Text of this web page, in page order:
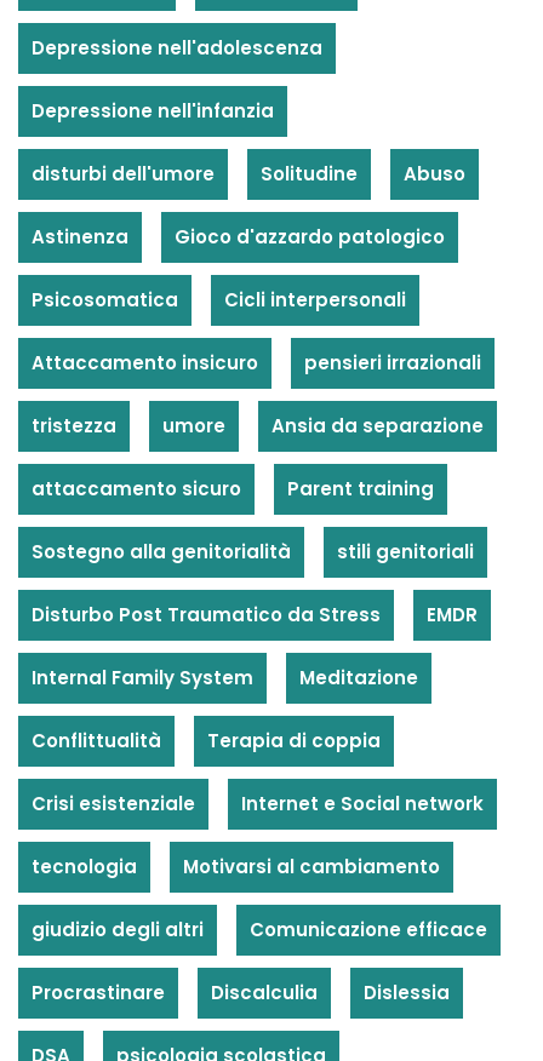
Depressione nell'adolescenza
Depressione nell'infanzia
disturbi dell'umore Solitudine Abuso
Astinenza Gioco d'azzardo patologico
Psicosomatica Cicli interpersonali
Attaccamento insicuro pensieri irrazionali
tristezza umore Ansia da separazione
attaccamento sicuro Parent training
Sostegno alla genitorialità stili genitoriali
Disturbo Post Traumatico da Stress EMDR
Internal Family System Meditazione
Conflittualità Terapia di coppia
Crisi esistenziale Internet e Social network
tecnologia Motivarsi al cambiamento
giudizio degli altri Comunicazione efficace
Procrastinare Discalculia Dislessia